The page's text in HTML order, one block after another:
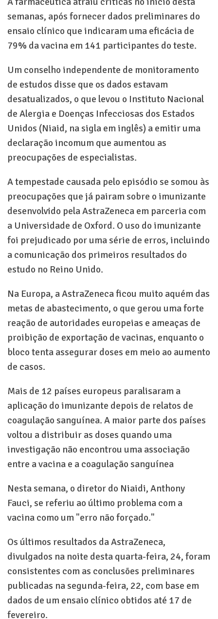
semanas, após fornecer dados preliminares do
ensaio clínico que indicaram uma eficácia de
79% da vacina em 141 participantes do teste.
Um conselho independente de monitoramento
de estudos disse que os dados estavam
desatualizados, o que levou o Instituto Nacional
de Alergia e Doenças Infecciosas dos Estados
Unidos (Niaid, na sigla em inglês) a emitir uma
declaração incomum que aumentou as
preocupações de especialistas.
A tempestade causada pelo episódio se somou às
preocupações que já pairam sobre o imunizante
desenvolvido pela AstraZeneca em parceria com
a Universidade de Oxford. O uso do imunizante
foi prejudicado por uma série de erros, incluindo
a comunicação dos primeiros resultados do
estudo no Reino Unido.
Na Europa, a AstraZeneca ficou muito aquém das
metas de abastecimento, o que gerou uma forte
reação de autoridades europeias e ameaças de
proibição de exportação de vacinas, enquanto o
bloco tenta assegurar doses em meio ao aumento
de casos.
Mais de 12 países europeus paralisaram a
aplicação do imunizante depois de relatos de
coagulação sanguínea. A maior parte dos países
voltou a distribuir as doses quando uma
investigação não encontrou uma associação
entre a vacina e a coagulação sanguínea
Nesta semana, o diretor do Niaidi, Anthony
Fauci, se referiu ao último problema com a
vacina como um "erro não forçado."
Os últimos resultados da AstraZeneca,
divulgados na noite desta quarta-feira, 24, foram
consistentes com as conclusões preliminares
publicadas na segunda-feira, 22, com base em
dados de um ensaio clínico obtidos até 17 de
fevereiro.